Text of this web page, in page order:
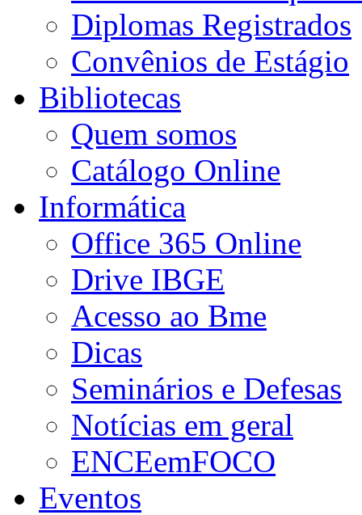
Diplomas Registrados
Convênios de Estágio
Bibliotecas
Quem somos
Catálogo Online
Informática
Office 365 Online
Drive IBGE
Acesso ao Bme
Dicas
Seminários e Defesas
Notícias em geral
ENCEemFOCO
Eventos